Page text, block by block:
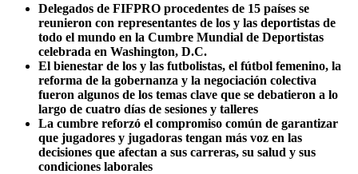
Delegados de FIFPRO procedentes de 15 países se
reunieron con representantes de los y las deportistas de
todo el mundo en la Cumbre Mundial de Deportistas
celebrada en Washington, D.C.
El bienestar de los y las futbolistas, el fútbol femenino, la
reforma de la gobernanza y la negociación colectiva
fueron algunos de los temas clave que se debatieron a lo
largo de cuatro días de sesiones y talleres
La cumbre reforzó el compromiso común de garantizar
que jugadores y jugadoras tengan más voz en las
decisiones que afectan a sus carreras, su salud y sus
condiciones laborales